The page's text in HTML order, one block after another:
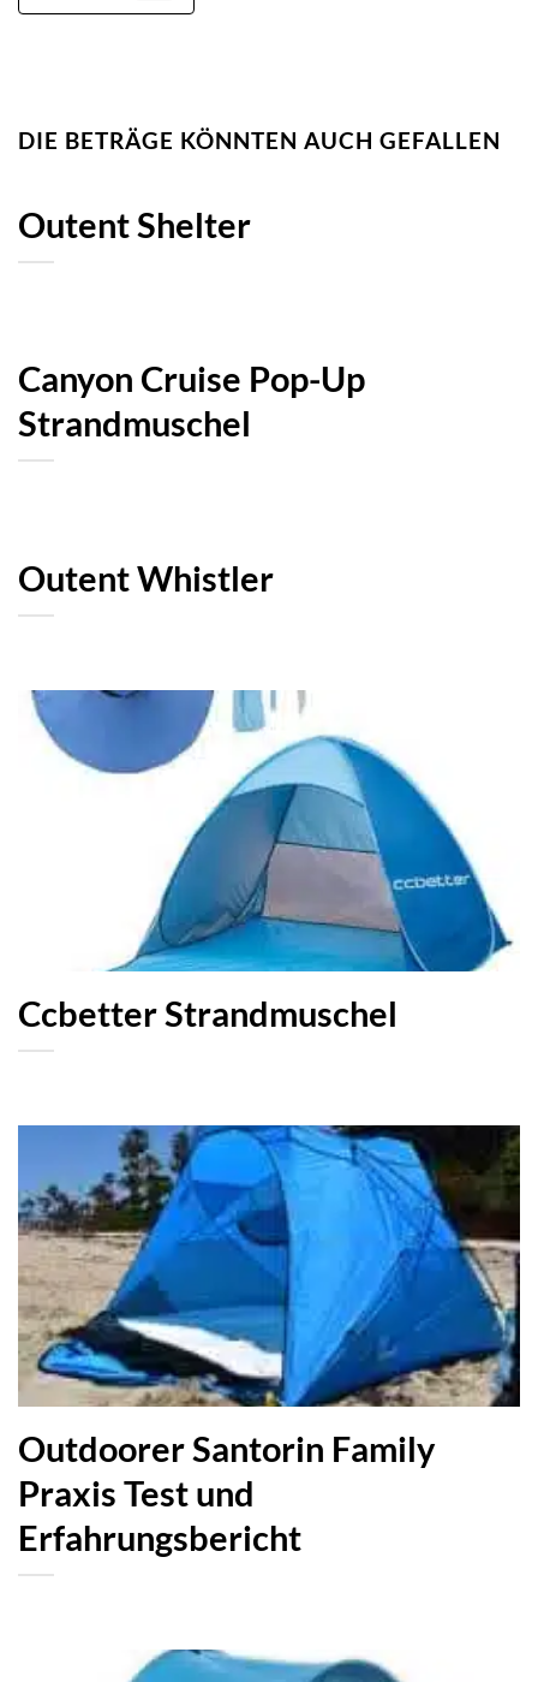
DIE BETRÄGE KÖNNTEN AUCH GEFALLEN
Outent Shelter
Canyon Cruise Pop-Up
Strandmuschel
Outent Whistler
Ccbetter Strandmuschel
Outdoorer Santorin Family
Praxis Test und
Erfahrungsbericht